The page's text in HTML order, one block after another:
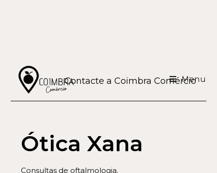
Menu
Contacte a Coimbra Comércio
Ótica Xana
Consultas de oftalmologia.